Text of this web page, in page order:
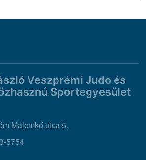
Veszprémi Judo és
Sportegyesület
Malomkő utca 5.
5754